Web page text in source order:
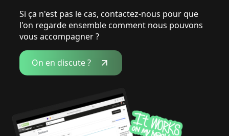
Si ça n'est pas le cas, contactez-nous pour que
l'on regarde ensemble comment nous pouvons
vous accompagner ?
On en discute ?